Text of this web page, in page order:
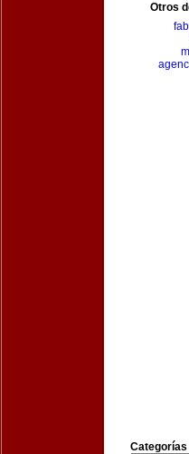
Otros
Categorías